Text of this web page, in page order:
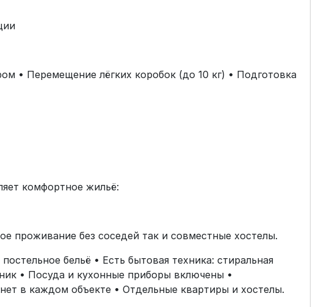
• Перемещение лёгких коробок (до 10 кг) • Подготовка
комфортное жильё:
проживание без соседей так и совместные хостелы.
бельё • Есть бытовая техника: стиральная
• Посуда и кухонные приборы включены •
в каждом объекте • Отдельные квартиры и хостелы.